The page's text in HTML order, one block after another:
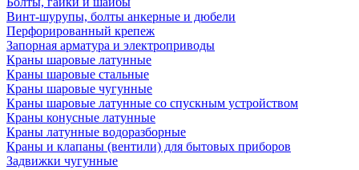
Винт-шурупы, болты анкерные и дюбели
Перфорированный крепеж
Запорная арматура и электроприводы
Краны шаровые латунные
Краны шаровые стальные
Краны шаровые чугунные
Краны шаровые латунные со спускным устройством
Краны конусные латунные
Краны латунные водоразборные
Краны и клапаны (вентили) для бытовых приборов
Задвижки чугунные